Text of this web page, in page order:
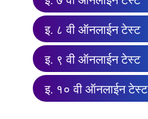
इ. ८ वी ऑनलाईन टेस्ट
इ. ९ वी ऑनलाईन टेस्ट
इ. १० वी ऑनलाईन टेस्ट